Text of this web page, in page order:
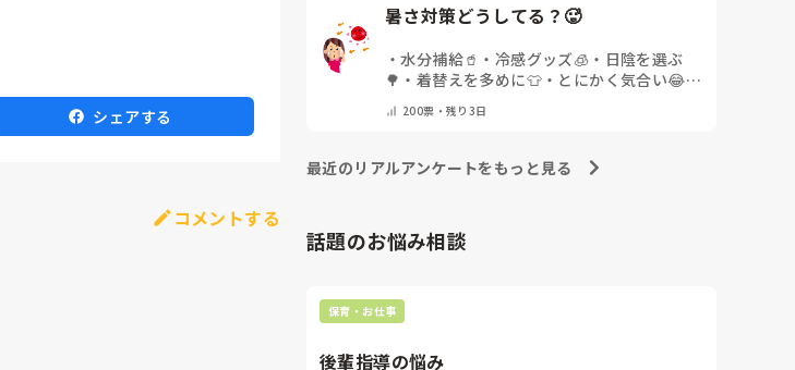
シェアする
コメントする
暑さ対策どうしてる？🥵
・水分補給🥤 ・ 冷感グッズ🧊 ・ 日陰を選ぶ
🌳 ・ 着替えを多めに👕・ とにかく気合い😂・
200票・残り3日
最近のリアルアンケートをもっと見る
話題のお悩み相談
保育・お仕事
後輩指導の悩み